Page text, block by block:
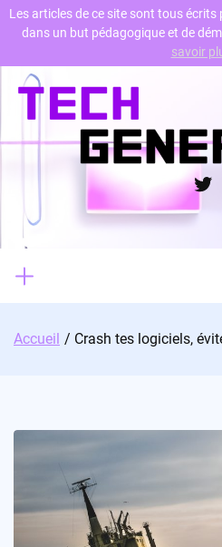
Skip
content
Accueil Crash tes logiciels,
Les articles de ce site sont tous
dans un but pédagogique et de
savoir